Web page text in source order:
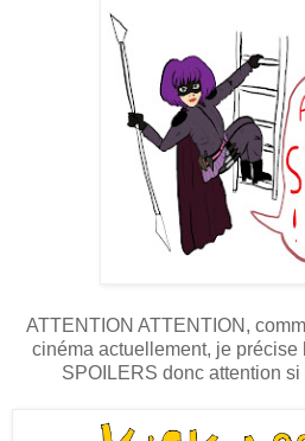
ATTENTION ATTENTION,
cinéma actuellement, je
SPOILERS donc attention